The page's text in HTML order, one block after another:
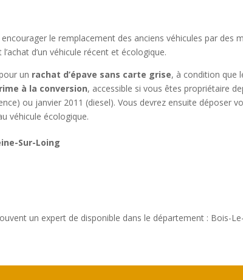
le remplacement des anciens véhicules par des
d’un véhicule récent et écologique.
un rachat d’épave sans carte grise, à condition que
à la conversion, accessible si vous êtes propriétaire
ou janvier 2011 (diesel). Vous devrez ensuite déposer
véhicule écologique.
Sur-Loing
un expert de disponible dans le département : Bois-